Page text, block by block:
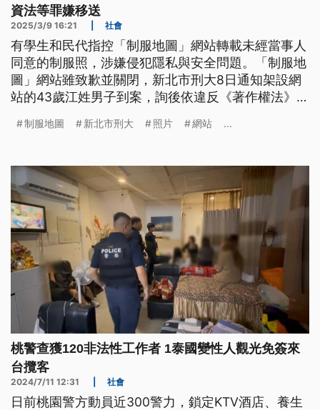
資法等罪嫌移送
2025/3/9 16:21 社會
有學生和民代指控「制服地圖」網站轉載未經當事人
同意的制服照，涉嫌侵犯隱私與安全問題。「制服地
圖」網站雖致歉並關閉，新北市刑大8日通知架設網
站的43歲江姓男子到案，詢後依違反《著作權法》、
檢署偵辦。
制服地圖 新北市刑大 照片 網站 ...
桃警查獲120非法性工作者 1泰國變性人觀光免簽來
台攬客
2024/7/11 12:31 社會
日前桃園警方動員近300警力，鎖定KTV酒店、養生